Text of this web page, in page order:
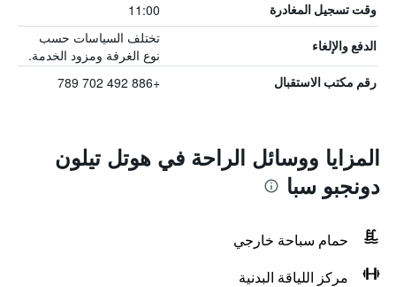
وقت تسجيل المغادرة 11:00
الدفع والإلغاء
تختلف السياسات حسب
نوع الغرفة ومزود الخدمة.
رقم مكتب الاستقبال +886 492 702 789
المزايا ووسائل الراحة في هوتل تيلون
دونجبو سبا
حمام سباحة خارجي
مركز اللياقة البدنية